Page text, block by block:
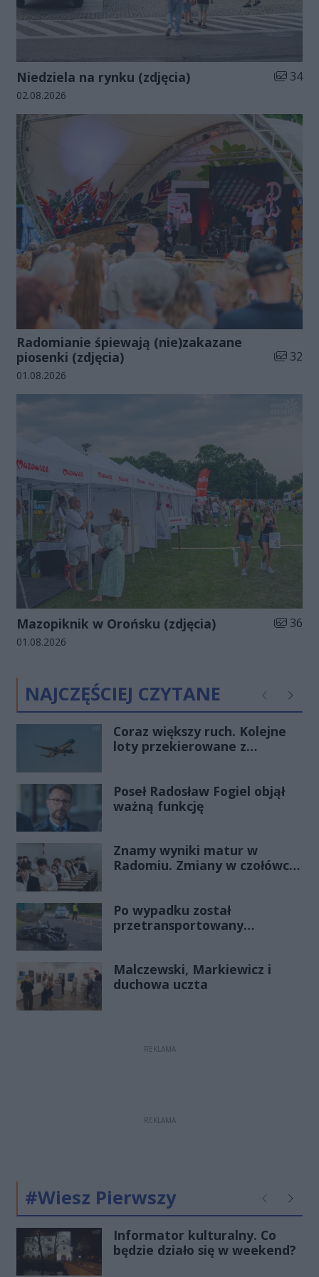
Niedziela na rynku (zdjęcia) Liczba
34
Data dodania galerii:
02.08.2026
Radomianie śpiewają (nie)zakazane
piosenki (zdjęcia)
Liczba
32
Data dodania galerii:
01.08.2026
Mazopiknik w Orońsku (zdjęcia) Liczba
36
Data dodania galerii:
01.08.2026
NAJCZĘŚCIEJ CZYTANE Poprzednie
Coraz większy ruch. Kolejne
loty przekierowane z
Poseł Radosław Fogiel objął
ważną funkcję
Znamy wyniki matur w
Radomiu. Zmiany w czołówce
Po wypadku został
przetransportowany
Malczewski, Markiewicz i
duchowa uczta
REKLAMA
REKLAMA
#Wiesz Pierwszy Poprzednie
Informator kulturalny. Co
będzie działo się w weekend?